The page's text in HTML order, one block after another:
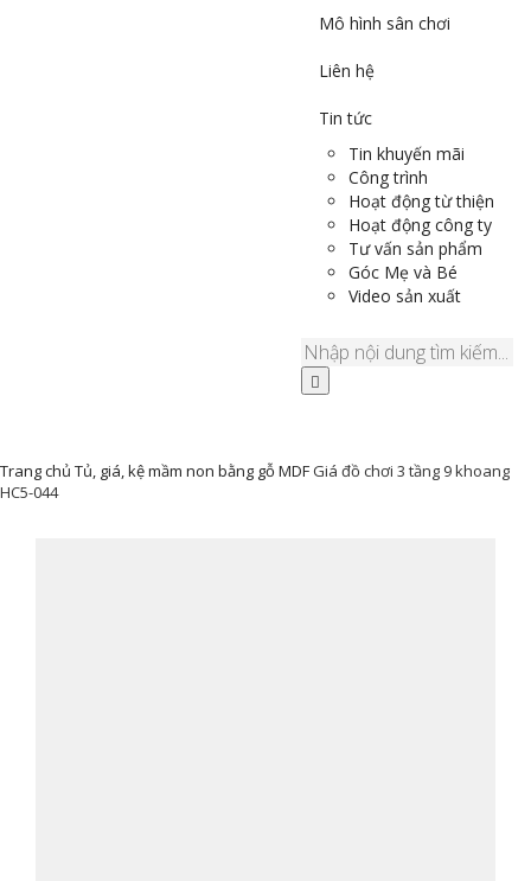
Mô hình sân chơi
Liên hệ
Tin tức
Tin khuyến mãi
Công trình
Hoạt động từ thiện
Hoạt động công ty
Tư vấn sản phẩm
Góc Mẹ và Bé
Video sản xuất
Trang chủ Tủ, giá, kệ mầm non bằng gỗ MDFGiá đồ chơi 3 tầng 9 khoang
HC5-044